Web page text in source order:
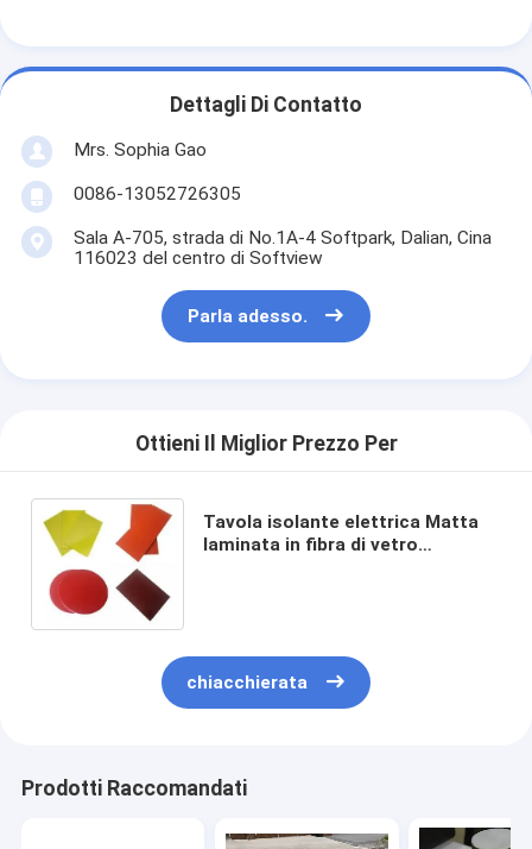
Nastro adesivo del di alluminio
Nastro del panno di vetro del di alluminio
Panno della vetroresina del di alluminio
Nastro della tela della stagnola
Colata di investimento di precisione
Tavola di isolamento elettrico
Dettagli Di Contatto
Mrs. Sophia Gao
0086-13052726305
Sala A-705, strada di No.1A-4 Softpark, Dalian, Cina
116023 del centro di Softview
Parla adesso.
Ottieni Il Miglior Prezzo Per
Tavola isolante elettrica Matta
laminata in fibra di vetro
chiacchierata
Prodotti Raccomandati